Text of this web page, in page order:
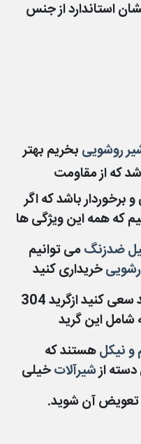
استاندارد از جنس
روشویی بخریم بهتر
که از مقاومت
برخوردار باشد که اگر
که همه این ویژگی ها
ضدزنگمی توانیم
خریداری کنید
باشد سعی کنید ازگرید 304
شامل این گرید
و نیکلهستند که
ازشیرآلاتخیلی
تعویض آن شوید.